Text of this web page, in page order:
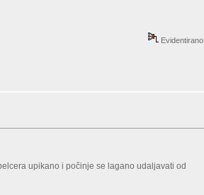
Evidentirano
upikano i počinje se lagano udaljavati od